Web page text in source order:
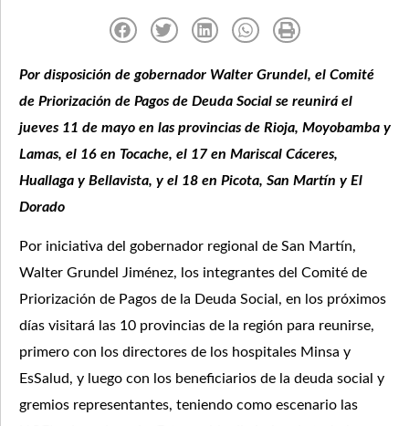
Por disposición de gobernador Walter Grundel, el Comité
de Priorización de Pagos de Deuda Social se reunirá el
jueves 11 de mayo en las provincias de Rioja, Moyobamba y
Lamas, el 16 en Tocache, el 17 en Mariscal Cáceres,
Huallaga y Bellavista, y el 18 en Picota, San Martín y El
Dorado
Por iniciativa del gobernador regional de San Martín,
Walter Grundel Jiménez, los integrantes del Comité de
Priorización de Pagos de la Deuda Social, en los próximos
días visitará las 10 provincias de la región para reunirse,
primero con los directores de los hospitales Minsa y
EsSalud, y luego con los beneficiarios de la deuda social y
gremios representantes, teniendo como escenario las